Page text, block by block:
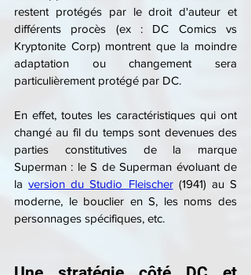
restent protégés par le droit d'auteur et
différents procès (ex : DC Comics vs
Kryptonite Corp) montrent que la moindre
adaptation ou changement sera
particulièrement protégé par DC.
En effet, toutes les caractéristiques qui ont
changé au fil du temps sont devenues des
parties constitutives de la marque
Superman : le S de Superman évoluant de
la version du Studio Fleischer (1941) au S
moderne, le bouclier en S, les noms des
personnages spécifiques, etc.